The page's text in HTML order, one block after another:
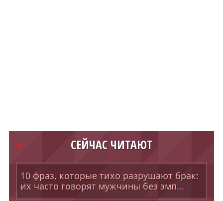
СЕЙЧАС ЧИТАЮТ
10 фраз, которые тихо разрушают брак:
их часто говорят мужчины без эмп...